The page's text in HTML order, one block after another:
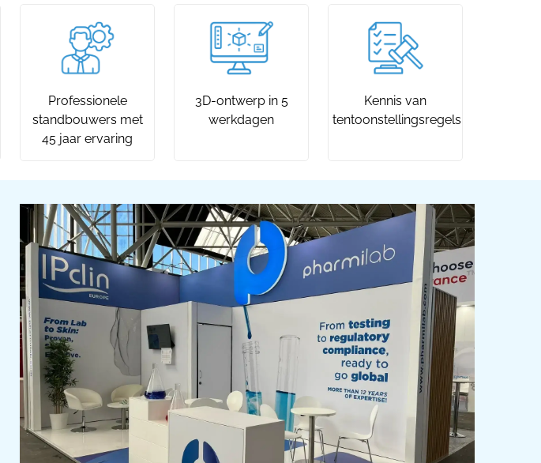
Professionele
standbouwers met
45 jaar ervaring
3D-ontwerp in 5
werkdagen
Kennis van
tentoonstellingsregels